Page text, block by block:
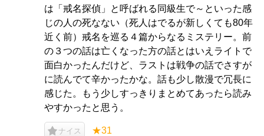
は「戒名探偵」と呼ばれる同級生で～といった感
じの人の死なない（死人はでるが新しくても80年
近く前）戒名を巡る４篇からなるミステリー。前
の３つの話は亡くなった方の話とはいえライトで
面白かったんだけど、ラストは戦争の話でさすが
に読んでて辛かったかな。話も少し散漫で冗長に
感じた。もう少しすっきりまとめてあったら読み
やすかったと思う。
ナイス ★31